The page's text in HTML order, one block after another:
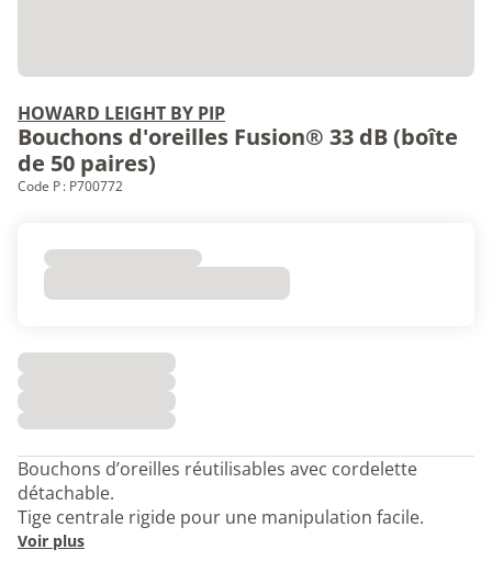
HOWARD LEIGHT BY PIP
Bouchons d'oreilles Fusion® 33 dB (boîte
de 50 paires)
Code P : P700772
Bouchons d’oreilles réutilisables avec cordelette
détachable.
Tige centrale rigide pour une manipulation facile.
Voir plus